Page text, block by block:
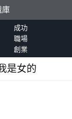
庫
成功
職場
創業
是女的